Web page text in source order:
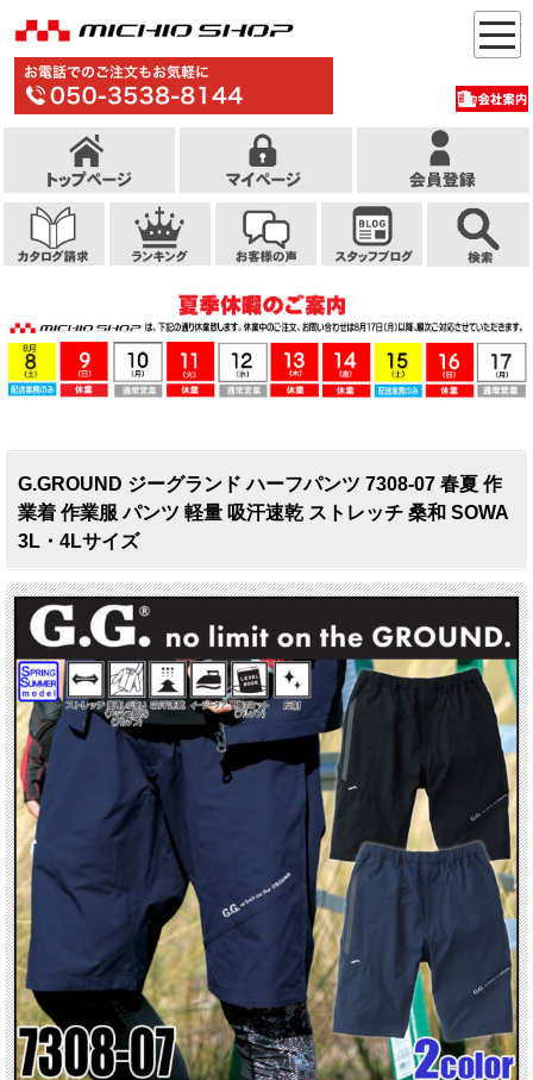
G.GROUND ジーグランド ハーフパンツ 7308-07 春夏 作
業着 作業服 パンツ 軽量 吸汗速乾 ストレッチ 桑和 SOWA
3L・4Lサイズ